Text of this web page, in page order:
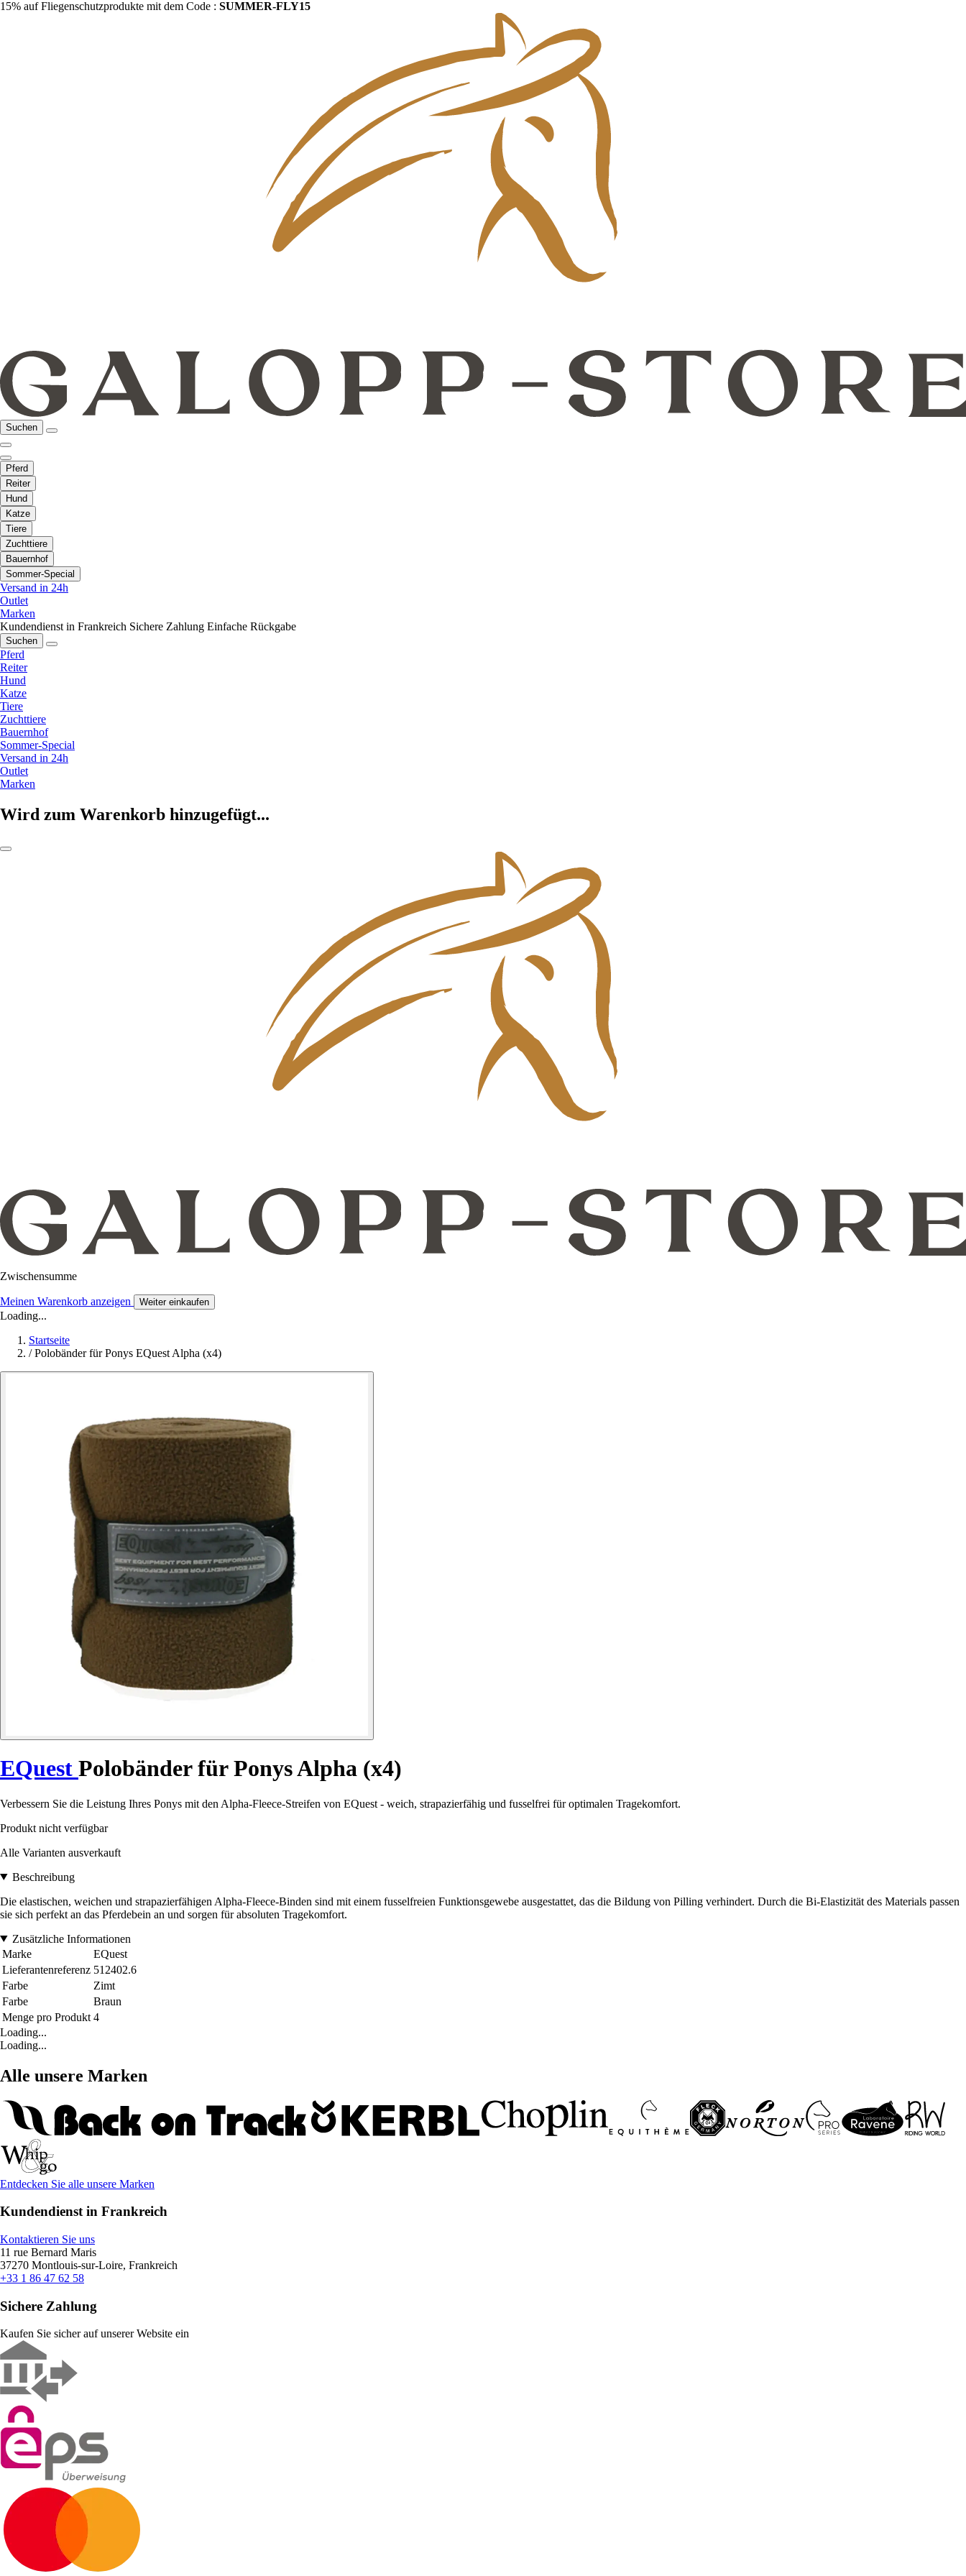
15% auf Fliegenschutzprodukte mit dem Code : SUMMER-FLY15
Suchen
Pferd
Reiter
Hund
Katze
Tiere
Zuchttiere
Bauernhof
Sommer-Special
Versand in 24h
Outlet
Marken
Kundendienst in Frankreich Sichere Zahlung Einfache Rückgabe
Suchen
Pferd
Reiter
Hund
Katze
Tiere
Zuchttiere
Bauernhof
Sommer-Special
Versand in 24h
Outlet
Marken
Wird zum Warenkorb hinzugefügt...
Zwischensumme
Meinen Warenkorb anzeigen Weiter einkaufen
Loading...
Startseite
/ Polobänder für Ponys EQuest Alpha (x4)
EQuest Polobänder für Ponys Alpha (x4)
Verbessern Sie die Leistung Ihres Ponys mit den Alpha-Fleece-Streifen von EQuest - weich, strapazierfähig und fusselfrei für optimalen Tragekomfort.
Produkt nicht verfügbar
Alle Varianten ausverkauft
Beschreibung
Die elastischen, weichen und strapazierfähigen Alpha-Fleece-Binden sind mit einem fusselfreien Funktionsgewebe ausgestattet, das die Bildung von Pilling verhindert. Durch die Bi-Elastizität des Materials passen
sie sich perfekt an das Pferdebein an und sorgen für absoluten Tragekomfort.
Zusätzliche Informationen
Marke
EQuest
Lieferantenreferenz 512402.6
Farbe
Zimt
Farbe
Braun
Menge pro Produkt 4
Loading...
Loading...
Alle unsere Marken
Entdecken Sie alle unsere Marken
Kundendienst in Frankreich
Kontaktieren Sie uns
11 rue Bernard Maris
37270 Montlouis-sur-Loire, Frankreich
+33 1 86 47 62 58
Sichere Zahlung
Kaufen Sie sicher auf unserer Website ein